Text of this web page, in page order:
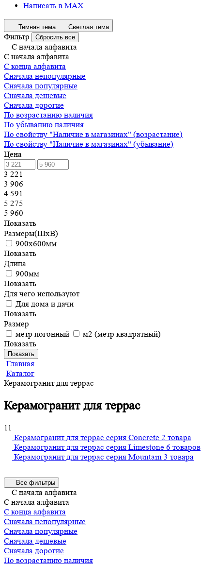
Написать в MAX
Темная тема Светлая тема
Фильтр Сбросить все
С начала алфавита
С начала алфавита
С конца алфавита
Сначала непопулярные
Сначала популярные
Сначала дешевые
Сначала дорогие
По возрастанию наличия
По убыванию наличия
По свойству "Наличие в магазинах" (возрастание)
По свойству "Наличие в магазинах" (убывание)
Цена
3 221
3 906
4 591
5 275
5 960
Показать
Размеры(ШхВ)
900х600мм
Показать
Длина
900мм
Показать
Для чего используют
Для дома и дачи
Показать
Размер
метр погонный
м2 (метр квадратный)
Показать
Показать
Главная
Каталог
Керамогранит для террас
Керамогранит для террас
11
Керамогранит для террас серия Concrete 2 товара
Керамогранит для террас серия Limestone 6 товаров
Керамогранит для террас серия Mountain 3 товара
Все фильтры
С начала алфавита
С начала алфавита
С конца алфавита
Сначала непопулярные
Сначала популярные
Сначала дешевые
Сначала дорогие
По возрастанию наличия